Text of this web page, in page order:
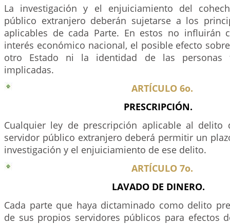
La investigación y el enjuiciamiento del
público extranjero deberán sujetarse a los
aplicables de cada Parte. En estos no influirán
interés económico nacional, el posible efecto
otro Estado ni la identidad de las personas
implicadas.
ARTÍCULO 6o.
PRESCRIPCIÓN.
Cualquier ley de prescripción aplicable al delito
servidor público extranjero deberá permitir un
investigación y el enjuiciamiento de ese delito.
ARTÍCULO 7o.
LAVADO DE DINERO.
Cada parte que haya dictaminado como delito
de sus propios servidores públicos para efectos